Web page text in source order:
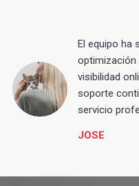
El equipo ha
optimización
visibilidad
soporte
servicio
JOSE